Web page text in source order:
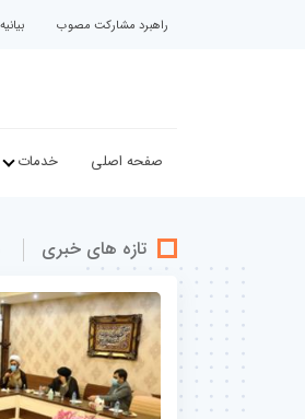
راهبرد مشارکت مصوب
صفحه اصلی خدمات
تازه های خبری